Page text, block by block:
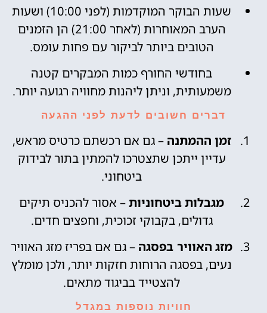
שעות הבוקר המוקדמות (לפני 10:00) ושעות
הערב המאוחרות (לאחר 21:00) הן הזמנים
הטובים ביותר לביקור עם פחות עומס.
בחודשי החורף כמות המבקרים קטנה
משמעותית, וניתן ליהנות מחוויה רגועה יותר.
דברים חשובים לדעת לפני ההגעה
זמן ההמתנה – גם אם רכשתם כרטיס מראש,
עדיין ייתכן שתצטרכו להמתין בתור לבידוק
ביטחוני.
מגבלות ביטחוניות– אסור להכניס תיקים
גדולים, בקבוקי זכוכית, וחפצים חדים.
מזג האוויר בפסגה – גם אם בפריז מזג האוויר
נעים, בפסגה הרוחות חזקות יותר, ולכן מומלץ
להצטייד בביגוד מתאים.
חוויות נוספות במגדל